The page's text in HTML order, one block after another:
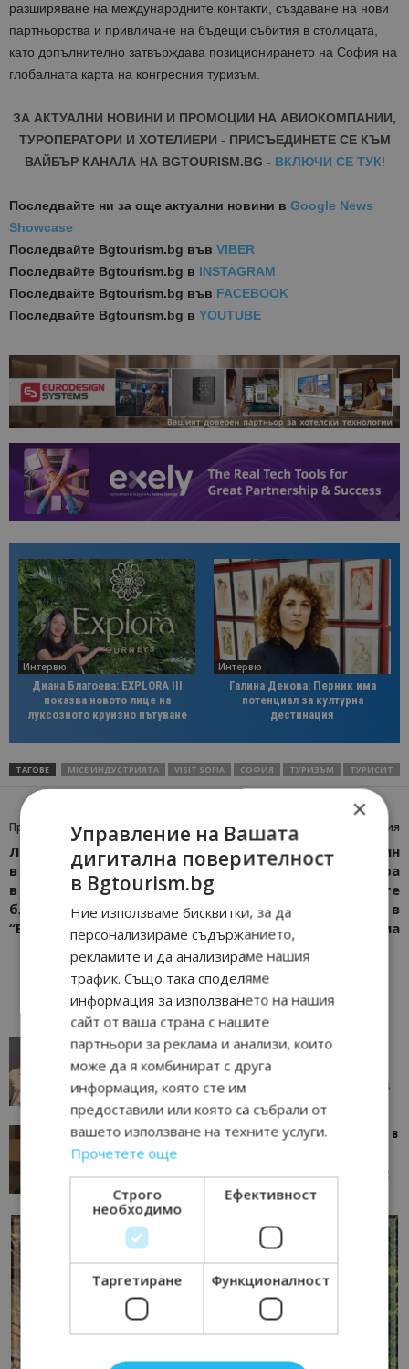
разширяване на международните контакти, създаване на нови
партньорства и привличане на бъдещи събития в столицата,
като допълнително затвърждава позиционирането на София на
глобалната карта на конгресния туризъм.
ЗА АКТУАЛНИ НОВИНИ И ПРОМОЦИИ НА АВИОКОМПАНИИ,
ТУРОПЕРАТОРИ И ХОТЕЛИЕРИ - ПРИСЪЕДИНЕТЕ СЕ КЪМ
ВАЙБЪР КАНАЛА НА BGTOURISM.BG - ВКЛЮЧИ СЕ ТУК!
Последвайте ни за още актуални новини в Google News
Showcase
Последвайте Bgtourism.bg във VIBER
Последвайте Bgtourism.bg в INSTAGRAM
Последвайте Bgtourism.bg във FACEBOOK
Последвайте Bgtourism.bg в YOUTUBE
Интервю
Диана Благоева: EXPLORA III
показва новото лице на
луксозното круизно пътуване
Интервю
Галина Декова: Перник има
потенциал за културна
дестинация
ТАГОВЕ MICE ИНДУСТРИЯТА VISIT SOFIA СОФИЯ ТУРИЗЪМ ТУРИСИТ
Предишна статия
Лили Иванова пристигна
в Париж за концерта си
в зала “Олимпия”,
благодари на екипа на
“България Еър”
Следваща статия
Министър Илин
Димитров събира
бизнеса и институциите
в Съвет за реформи в
туризма
AI в туризма: защо камериерка може да се
окаже по-трудна за...
AI Travel Economy с Елица Стоилова 05/08/2026 08:28
Тим Браун: Хотелите губят пари заради грешки в
данните и липсващи...
13/07/2026 09:02
×
Управление на Вашата
дигитална поверителност
в Bgtourism.bg
Ние използваме бисквитки, за да
персонализираме съдържанието,
рекламите и да анализираме нашия
трафик. Също така споделяме
информация за използването на нашия
сайт от ваша страна с нашите
партньори за реклама и анализи, които
може да я комбинират с друга
информация, която сте им
предоставили или която са събрали от
вашето използване на техните услуги.
Прочетете още
Строго
необходимо
Ефективност
Таргетиране Функционалност